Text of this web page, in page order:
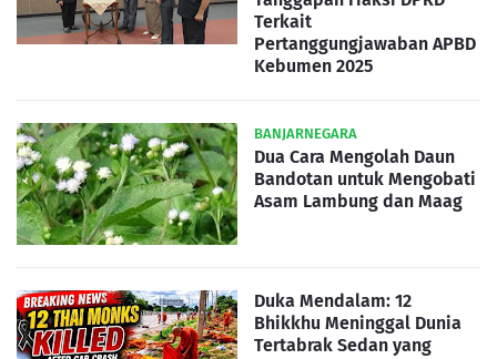
Terkait
Pertanggungjawaban APBD
Kebumen 2025
BANJARNEGARA
Dua Cara Mengolah Daun
Bandotan untuk Mengobati
Asam Lambung dan Maag
Duka Mendalam: 12
Bhikkhu Meninggal Dunia
Tertabrak Sedan yang